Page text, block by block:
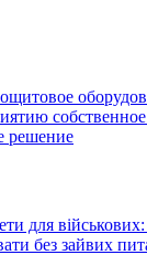
решение
для військових:
без зайвих